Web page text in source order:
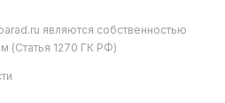
являются собственностью
(Статья 1270 ГК РФ)